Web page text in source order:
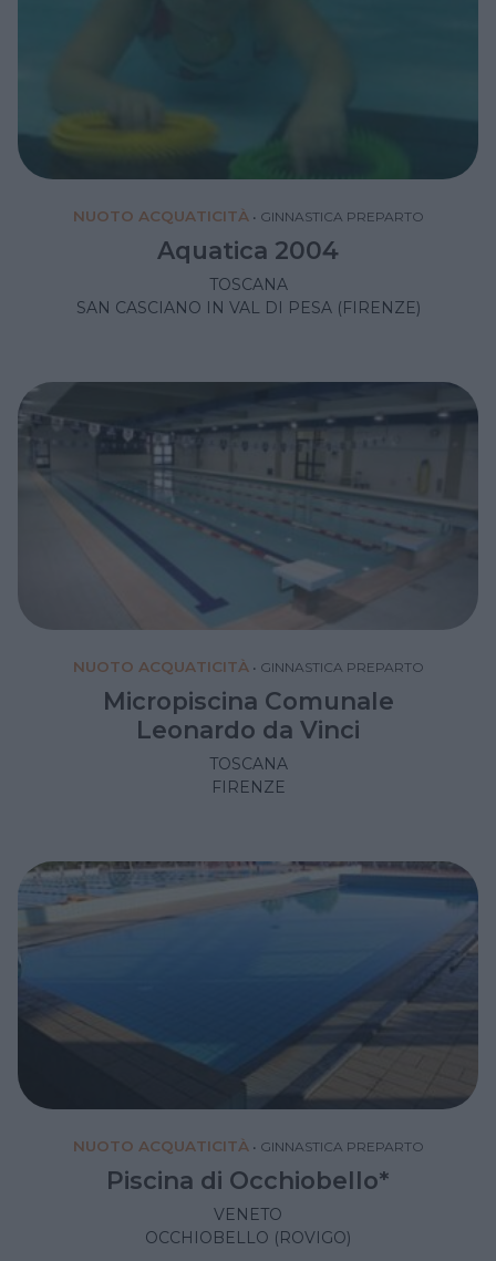
NUOTO ACQUATICITÀ • GINNASTICA PREPARTO
Aquatica 2004
TOSCANA
SAN CASCIANO IN VAL DI PESA (FIRENZE)
NUOTO ACQUATICITÀ • GINNASTICA PREPARTO
Micropiscina Comunale
Leonardo da Vinci
TOSCANA
FIRENZE
NUOTO ACQUATICITÀ • GINNASTICA PREPARTO
Piscina di Occhiobello*
VENETO
OCCHIOBELLO (ROVIGO)